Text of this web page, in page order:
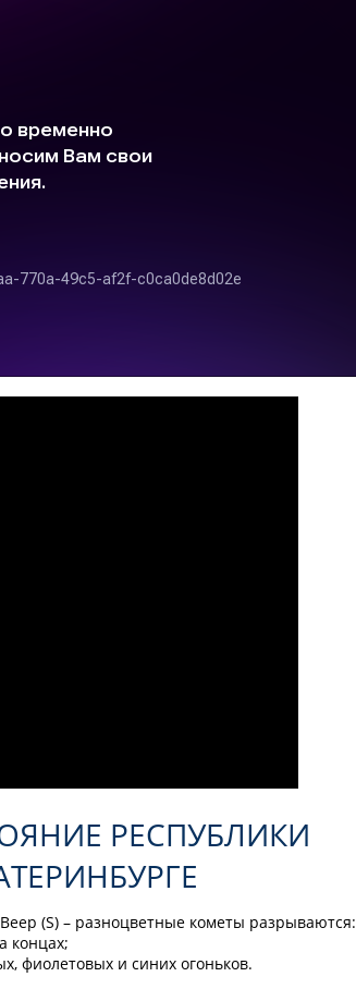
РЕСПУБЛИКИ
(S) – разноцветные кометы разрываются:
концах;
фиолетовых и синих огоньков.